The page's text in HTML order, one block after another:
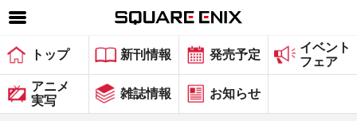
SQUARE ENIX 公式サイトメニュー
ゲーム
マガジン＆ブックス
トップ 新刊情報 発売予定
イベント
フェア
アニメ
実写
雑誌情報 お知らせ